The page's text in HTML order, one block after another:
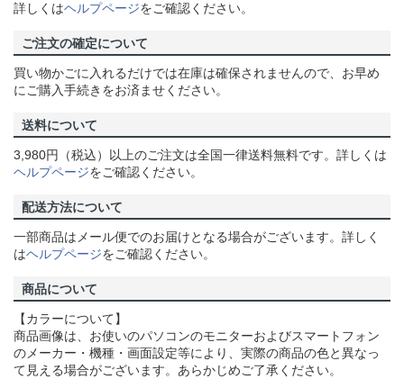
詳しくはヘルプページをご確認ください。
ご注文の確定について
買い物かごに入れるだけでは在庫は確保されませんので、お早め
にご購入手続きをお済ませください。
送料について
3,980円（税込）以上のご注文は全国一律送料無料です。詳しくは
ヘルプページをご確認ください。
配送方法について
一部商品はメール便でのお届けとなる場合がございます。詳しく
はヘルプページをご確認ください。
商品について
【カラーについて】
商品画像は、お使いのパソコンのモニターおよびスマートフォン
のメーカー・機種・画面設定等により、実際の商品の色と異なっ
て見える場合がございます。あらかじめご了承ください。